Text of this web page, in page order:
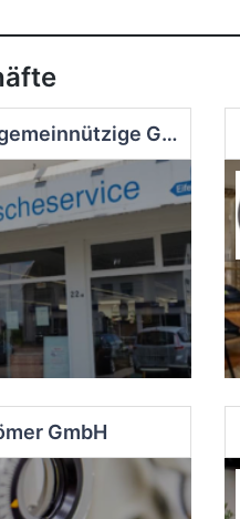
AliBi - Eifelservice gemeinnützige Gesellschaft für Arbeit und Qualifizierung mbH
GmbH